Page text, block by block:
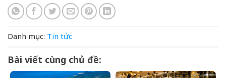
Danh mục: Tin tức
Bài viết cùng chủ đề: